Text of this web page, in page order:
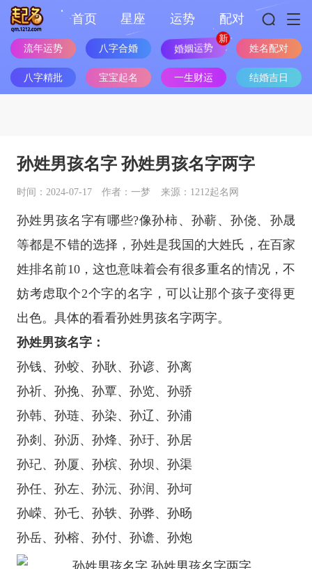
首页 星座 运势 配对
流年运势 八字合婚 婚姻运势 姓名配对
八字精批 宝宝起名 一生财运 结婚吉日
孙姓男孩名字 孙姓男孩名字两字
时间：2024-07-17 作者：一梦 来源：1212起名网
孙姓男孩名字有哪些?像孙柿、‌孙蕲、‌孙侥、‌孙晟
等都是不错的选择，孙姓是我国的大姓氏，在百家
姓排名前10，这也意味着会有很多重名的情况，不
妨考虑取个2个字的名字，可以让那个孩子变得更
出色。具体的看看孙姓男孩名字两字。
孙姓男孩名字：
孙钱、孙蛟、孙耿、孙谚、孙离
孙祈、孙挽、孙覃、孙览、孙骄
孙韩、孙琏、孙染、孙辽、孙浦
孙剡、孙沥、孙烽、孙玗、孙居
孙玘、孙厦、孙槟、孙坝、孙渠
孙任、孙左、孙沅、孙润、孙坷
孙嵘、孙乇、孙轶、孙骅、孙旸
孙岳、孙榕、孙付、孙谵、孙炮